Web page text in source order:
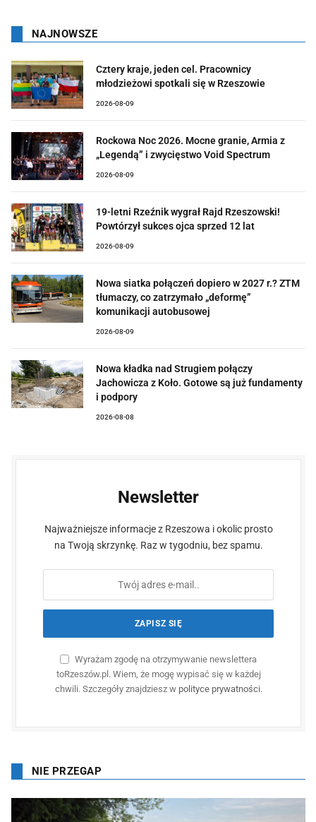
NAJNOWSZE
Cztery kraje, jeden cel. Pracownicy
młodzieżowi spotkali się w Rzeszowie
2026-08-09
Rockowa Noc 2026. Mocne granie, Armia z
„Legendą” i zwycięstwo Void Spectrum
2026-08-09
19-letni Rzeźnik wygrał Rajd Rzeszowski!
Powtórzył sukces ojca sprzed 12 lat
2026-08-09
Nowa siatka połączeń dopiero w 2027 r.? ZTM
tłumaczy, co zatrzymało „deformę”
komunikacji autobusowej
2026-08-09
Nowa kładka nad Strugiem połączy
Jachowicza z Koło. Gotowe są już fundamenty
i podpory
2026-08-08
Newsletter
Najważniejsze informacje z Rzeszowa i okolic prosto
na Twoją skrzynkę. Raz w tygodniu, bez spamu.
Wyrażam zgodę na otrzymywanie newslettera
toRzeszów.pl. Wiem, że mogę wypisać się w każdej
chwili. Szczegóły znajdziesz w polityce prywatności.
NIE PRZEGAP